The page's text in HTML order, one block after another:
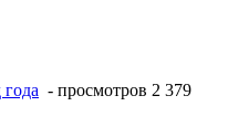
- просмотров 2 379